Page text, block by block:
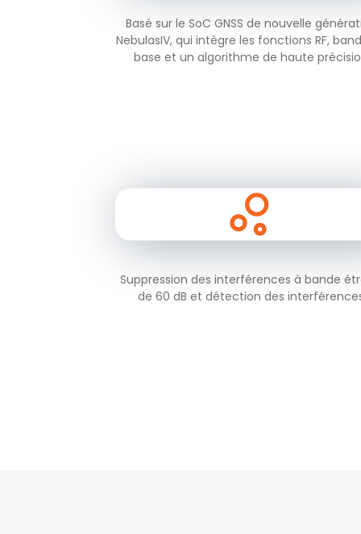
Basé sur le SoC GNSS de nouvelle
NebulasIV, qui intègre les fonctions RF,
base et un algorithme de haute
Suppression des interférences à bande
de 60 dB et détection des